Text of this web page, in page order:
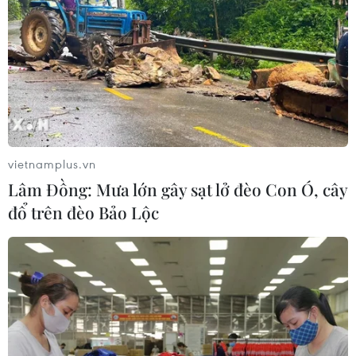
Đông Anh (38); Long Biên (37); Nam Từ Liêm (36).
Ngày 12/5: Thành phố Hà Nội ghi nhận 509
trường hợp mắc COVID-19
vietnamplus.vn
Lâm Đồng: Mưa lớn gây sạt lở đèo Con Ó, cây
đổ trên đèo Bảo Lộc